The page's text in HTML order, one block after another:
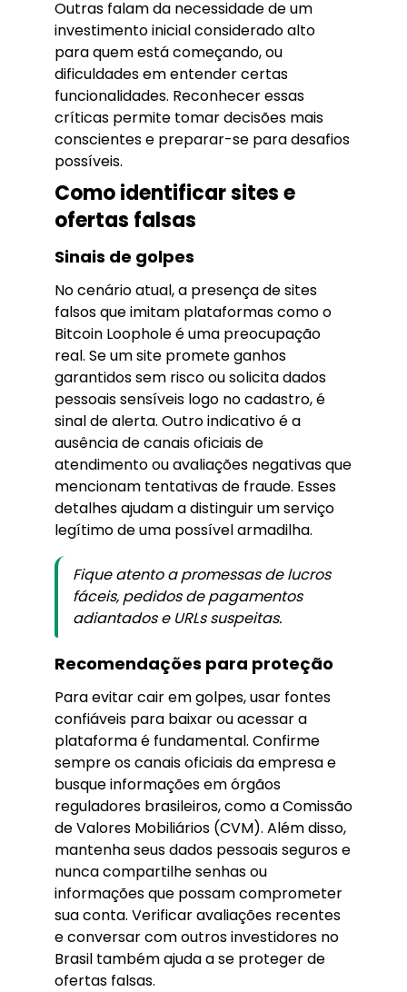
Outras falam da necessidade de um
investimento inicial considerado alto
para quem está começando, ou
dificuldades em entender certas
funcionalidades. Reconhecer essas
críticas permite tomar decisões mais
conscientes e preparar-se para desafios
possíveis.
Como identificar sites e
ofertas falsas
Sinais de golpes
No cenário atual, a presença de sites
falsos que imitam plataformas como o
Bitcoin Loophole é uma preocupação
real. Se um site promete ganhos
garantidos sem risco ou solicita dados
pessoais sensíveis logo no cadastro, é
sinal de alerta. Outro indicativo é a
ausência de canais oficiais de
atendimento ou avaliações negativas que
mencionam tentativas de fraude. Esses
detalhes ajudam a distinguir um serviço
legítimo de uma possível armadilha.
Fique atento a promessas de lucros
fáceis, pedidos de pagamentos
adiantados e URLs suspeitas.
Recomendações para proteção
Para evitar cair em golpes, usar fontes
confiáveis para baixar ou acessar a
plataforma é fundamental. Confirme
sempre os canais oficiais da empresa e
busque informações em órgãos
reguladores brasileiros, como a Comissão
de Valores Mobiliários (CVM). Além disso,
mantenha seus dados pessoais seguros e
nunca compartilhe senhas ou
informações que possam comprometer
sua conta. Verificar avaliações recentes
e conversar com outros investidores no
Brasil também ajuda a se proteger de
ofertas falsas.